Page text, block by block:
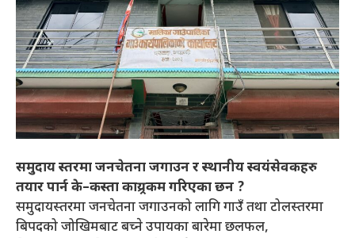
समुदाय स्तरमा जनचेतना जगाउन र स्थानीय स्वयंसेवकहरु
तयार पार्न के–कस्ता काय्र्रकम गरिएका छन ?
समुदायस्तरमा जनचेतना जगाउनको लागि गाउँ तथा टोलस्तरमा
बिपदको जोखिमबाट बच्ने उपायका बारेमा छलफल,